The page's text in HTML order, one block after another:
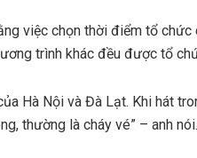
việc chọn thời điểm tổ
trình khác đều được tổ
Hà Nội và Đà Lạt. Khi hát
thường là cháy vé” – anh nói.